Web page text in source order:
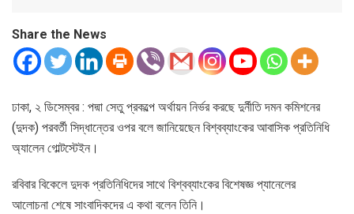
Share the News
ঢাকা, ২ ডিসেম্বর : পদ্মা সেতু প্রকল্পে অর্থায়ন নির্ভর করছে দুর্নীতি দমন কমিশনের
(দুদক) পরবর্তী সিদ্ধান্তের ওপর বলে জানিয়েছেন বিশ্বব্যাংকের আবাসিক প্রতিনিধি
অ্যালেন গোল্টস্টেইন।
রবিবার বিকেলে দুদক প্রতিনিধিদের সাথে বিশ্বব্যাংকের বিশেষজ্ঞ প্যানেলের
আলোচনা শেষে সাংবাদিকদের এ কথা বলেন তিনি।